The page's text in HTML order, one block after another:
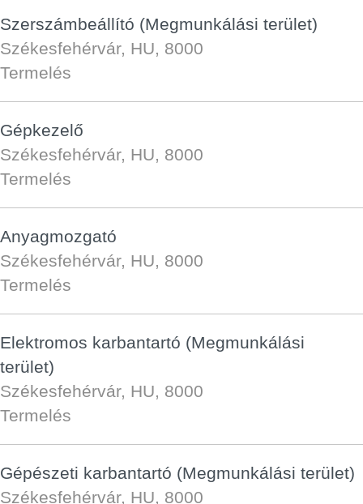
Szerszámbeállító (Megmunkálási terület)
Székesfehérvár, HU, 8000
Termelés
Gépkezelő
Székesfehérvár, HU, 8000
Termelés
Anyagmozgató
Székesfehérvár, HU, 8000
Termelés
Elektromos karbantartó (Megmunkálási
terület)
Székesfehérvár, HU, 8000
Termelés
Gépészeti karbantartó (Megmunkálási terület)
Székesfehérvár, HU, 8000